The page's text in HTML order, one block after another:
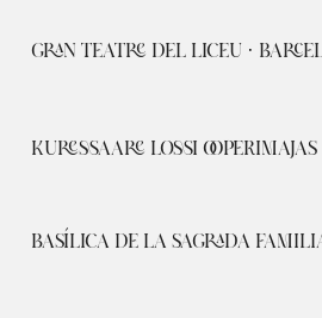
GRAN TEATRE DEL LICEU ·
KURESSAARE LOSSI OOPERIMAJAS
BASÍLICA DE LA SAGRADA